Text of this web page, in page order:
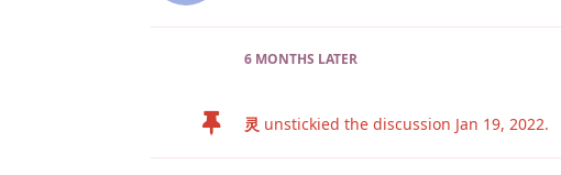
6 MONTHS LATER
灵 unstickied the discussion Jan 19, 2022.